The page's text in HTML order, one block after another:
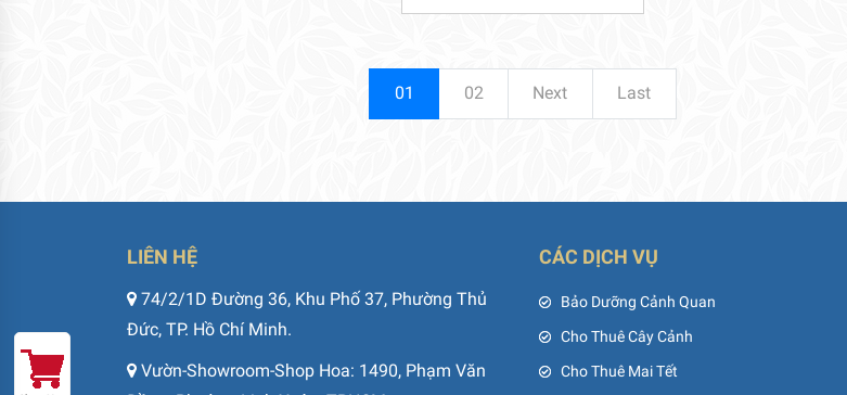
01 02 Next Last
LIÊN HỆ
74/2/1D Đường 36, Khu Phố 37, Phường Thủ
Đức, TP. Hồ Chí Minh.
Vườn-Showroom-Shop Hoa: 1490, Phạm Văn
CÁC DỊCH VỤ
Bảo Dưỡng Cảnh Quan
Cho Thuê Cây Cảnh
Cho Thuê Mai Tết